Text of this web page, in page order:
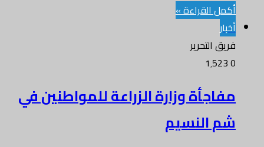
أكمل القراءة »
أخبار
فريق التحرير
0
مفاجأة وزارة الزراعة للمواطنين في
شم النسيم